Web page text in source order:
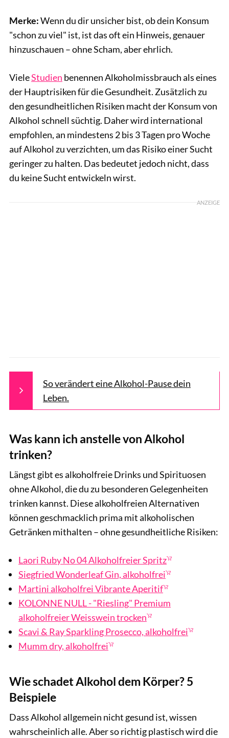
Merke:Wenn du dir unsicher bist, ob dein Konsum
"schon zu viel" ist, ist das oft ein Hinweis, genauer
hinzuschauen – ohne Scham, aber ehrlich.
VieleStudien benennen Alkoholmissbrauch als eines
der Hauptrisiken für die Gesundheit. Zusätzlich zu
den gesundheitlichen Risiken macht der Konsum von
Alkohol schnell süchtig. Daher wird international
empfohlen, an mindestens 2 bis 3 Tagen pro Woche
auf Alkohol zu verzichten, um das Risiko einer Sucht
geringer zu halten. Das bedeutet jedoch nicht, dass
du keine Sucht entwickeln wirst.
ANZEIGE
So verändert eine Alkohol-Pause dein
Leben.
Was kann ich anstelle von Alkohol
trinken?
Längst gibt es alkoholfreie Drinks und Spirituosen
ohne Alkohol, die du zu besonderen Gelegenheiten
trinken kannst. Diese alkoholfreien Alternativen
können geschmacklich prima mit alkoholischen
Getränken mithalten – ohne gesundheitliche Risiken:
Laori Ruby No 04 Alkoholfreier Spritz
Siegfried Wonderleaf Gin, alkoholfrei
Martini alkoholfrei Vibrante Aperitif
KOLONNE NULL - "Riesling" Premium
alkoholfreier Weisswein trocken
Scavi & Ray Sparkling Prosecco, alkoholfrei
Mumm dry, alkoholfrei
Wie schadet Alkohol dem Körper? 5
Beispiele
Dass Alkohol allgemein nicht gesund ist, wissen
wahrscheinlich alle. Aber so richtig plastisch wird die